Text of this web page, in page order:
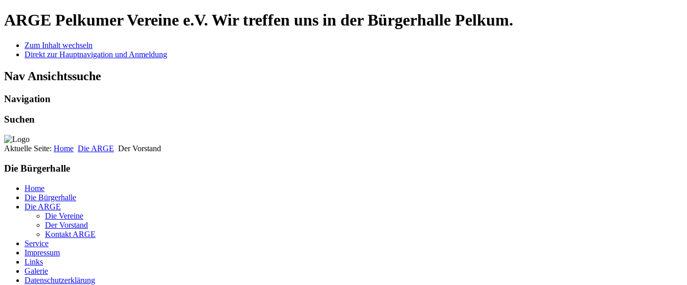
ARGE Pelkumer Vereine e.V. Wir treffen uns in der Bürgerhalle Pelkum.
Zum Inhalt wechseln
Direkt zur Hauptnavigation und Anmeldung
Nav Ansichtssuche
Navigation
Suchen
Aktuelle Seite: Home Die ARGE Der Vorstand
Die Bürgerhalle
Home
Die Bürgerhalle
Die ARGE
Die Vereine
Der Vorstand
Kontakt ARGE
Service
Impressum
Links
Galerie
Datenschutzerklärung